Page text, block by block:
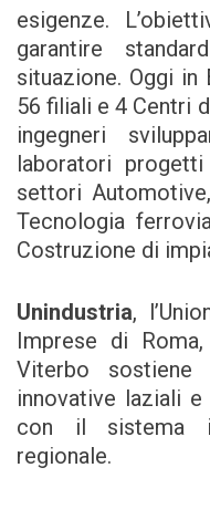
esigenze.
garantire
situazione. Oggi in
56 filiali e 4 Centri
ingegneri
laboratori
settori
Tecnologia
Costruzione di
Unindustria,
Imprese di
Viterbo
innovative laziali
con il sistema
regionale.